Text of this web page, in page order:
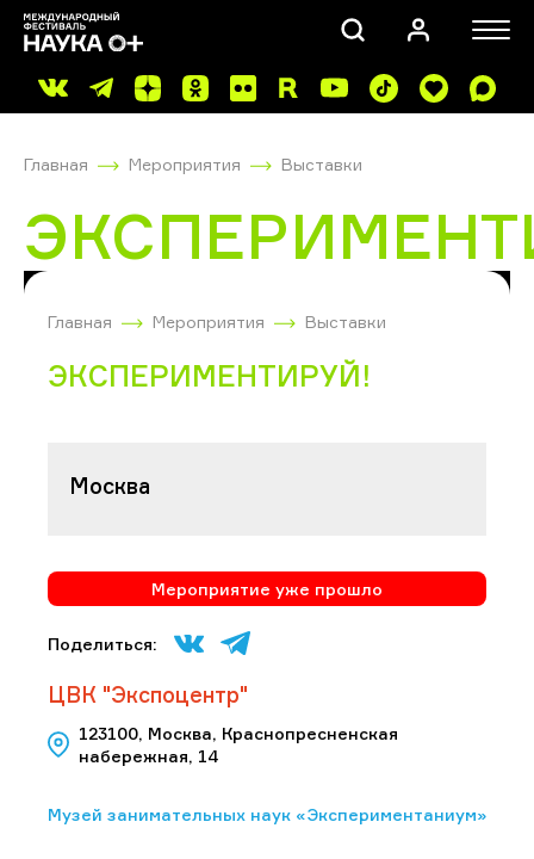
ПОИСК
Главная Мероприятия Выставки
Главная Мероприятия Выставки
ЭКСПЕРИМЕНТИРУЙ!
Москва
Мероприятие уже прошло
Поделиться:
ЦВК "Экспоцентр"
123100, Москва, Краснопресненская
набережная, 14
Музей занимательных наук «Экспериментаниум»